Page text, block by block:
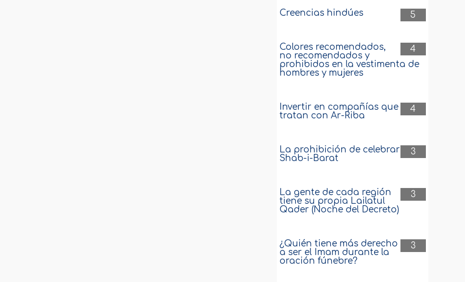
5
Creencias hindúes
4
Colores recomendados,
no recomendados y
prohibidos en la vestimenta de
hombres y mujeres
4
Invertir en compañías que
tratan con Ar-Riba
3
La prohibición de celebrar
Shab-i-Barat
3
La gente de cada región
tiene su propia Lailatul
Qader (Noche del Decreto)
3
¿Quién tiene más derecho
a ser el Imam durante la
oración fúnebre?